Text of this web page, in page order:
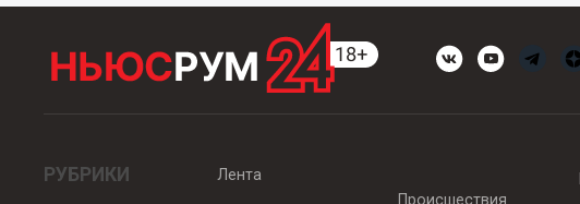
РУБРИКИ
Лента
Происшествия